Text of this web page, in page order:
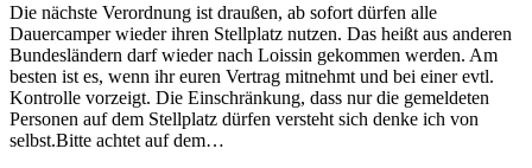
Die nächste Verordnung ist draußen, ab sofort dürfen alle
Dauercamper wieder ihren Stellplatz nutzen. Das heißt aus anderen
Bundesländern darf wieder nach Loissin gekommen werden. Am
besten ist es, wenn ihr euren Vertrag mitnehmt und bei einer evtl.
Kontrolle vorzeigt. Die Einschränkung, dass nur die gemeldeten
Personen auf dem Stellplatz dürfen versteht sich denke ich von
selbst.Bitte achtet auf dem…